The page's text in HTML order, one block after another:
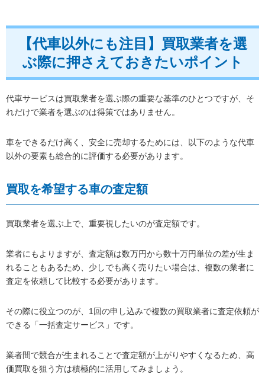
【代車以外にも注目】買取業者を選
ぶ際に押さえておきたいポイント
代車サービスは買取業者を選ぶ際の重要な基準のひとつですが、そ
れだけで業者を選ぶのは得策ではありません。
車をできるだけ高く、安全に売却するためには、以下のような代車
以外の要素も総合的に評価する必要があります。
買取を希望する車の査定額
買取業者を選ぶ上で、重要視したいのが査定額です。
業者にもよりますが、査定額は数万円から数十万円単位の差が生ま
れることもあるため、少しでも高く売りたい場合は、複数の業者に
査定を依頼して比較する必要があります。
その際に役立つのが、1回の申し込みで複数の買取業者に査定依頼が
できる「一括査定サービス」です。
業者間で競合が生まれることで査定額が上がりやすくなるため、高
価買取を狙う方は積極的に活用してみましょう。